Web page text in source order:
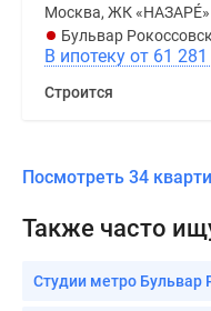
Москва, ЖК «НАЗАРÉ»
Бульвар
В ипотеку от 61 281
Строится
Посмотреть 34
Также часто
Студии метро Бульвар